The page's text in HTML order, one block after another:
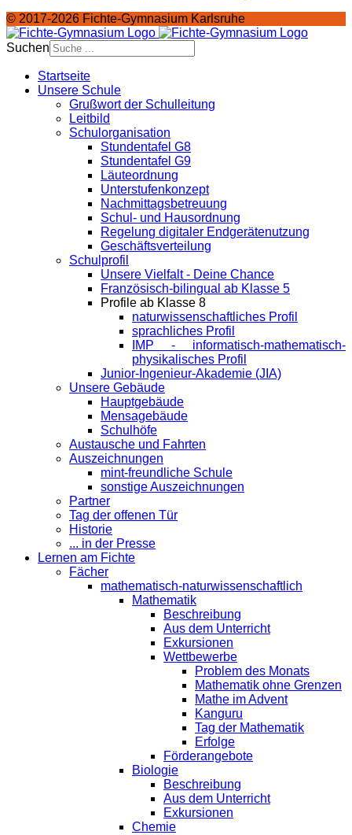
© 2017-2026 Fichte-Gymnasium Karlsruhe
Suchen
Startseite
Unsere Schule
Grußwort der Schulleitung
Leitbild
Schulorganisation
Stundentafel G8
Stundentafel G9
Läuteordnung
Unterstufenkonzept
Nachmittagsbetreuung
Schul- und Hausordnung
Regelung digitaler Endgeräte­nutzung
Geschäftsverteilung
Schulprofil
Unsere Vielfalt - Deine Chance
Französisch-bilingual ab Klasse 5
Profile ab Klasse 8
naturwissenschaftliches Profil
sprachliches Profil
IMP - informatisch-mathematisch-
physikalisches Profil
Junior-Ingenieur-Akademie (JIA)
Unsere Gebäude
Hauptgebäude
Mensagebäude
Schulhöfe
Austausche und Fahrten
Auszeichnungen
mint-freundliche Schule
sonstige Auszeichnungen
Partner
Tag der offenen Tür
Historie
... in der Presse
Lernen am Fichte
Fächer
mathematisch-naturwissenschaftlich
Mathematik
Beschreibung
Aus dem Unterricht
Exkursionen
Wettbewerbe
Problem des Monats
Mathematik ohne Grenzen
Mathe im Advent
Kanguru
Tag der Mathematik
Erfolge
Förderangebote
Biologie
Beschreibung
Aus dem Unterricht
Exkursionen
Chemie